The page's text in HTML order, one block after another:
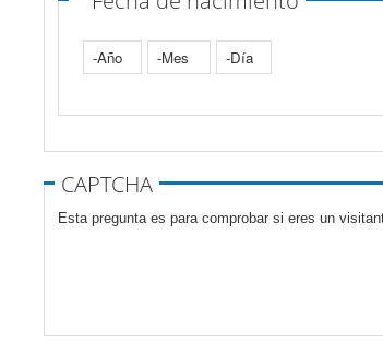
Año
Mes Día
Pestañas verticales
CAPTCHA
Esta pregunta es para comprobar si eres un